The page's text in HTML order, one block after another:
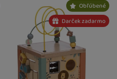
Osobný odber vo výdajnom mieste
U Vás doma13. 8.
Obľúbené
Darček zadarmo